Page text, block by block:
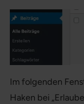
Im folgenden
Haken bei